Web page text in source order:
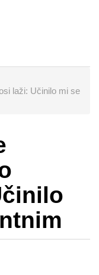
laži: Učinilo mi se